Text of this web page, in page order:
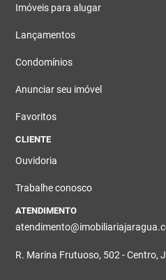
Imóveis para alugar
Lançamentos
Condomínios
Anunciar seu imóvel
Favoritos
CLIENTE
Ouvidoria
Trabalhe conosco
ATENDIMENTO
R. Marina Frutuoso, 502 - Centro,